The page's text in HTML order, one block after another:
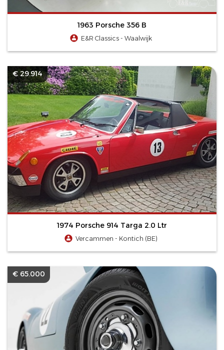
1963 Porsche 356 B
E&R Classics - Waalwijk
€ 29.914
1974 Porsche 914 Targa 2.0 Ltr
Vercammen - Kontich (BE)
€ 65.000